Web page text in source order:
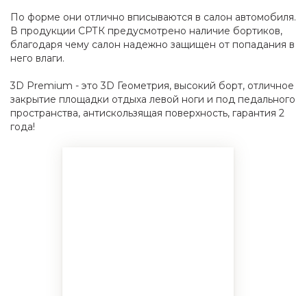
По форме они отлично вписываются в салон автомобиля.
В продукции СРТК предусмотрено наличие бортиков,
благодаря чему салон надежно защищен от попадания в
него влаги.
3D Premium - это 3D Геометрия, высокий борт, отличное
закрытие площадки отдыха левой ноги и под педального
пространства, антискользящая поверхность, гарантия 2
года!